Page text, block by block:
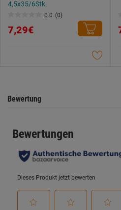
4,5x35/6Stk.
0.0 (0)
von
7,29€
Bewertung